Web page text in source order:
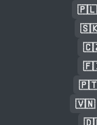
🇵🇱
🇻🇳